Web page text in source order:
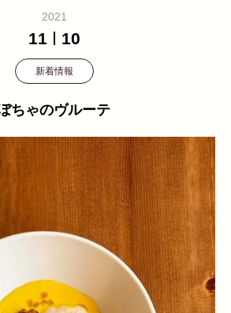
2021
11 10
新着情報
ちゃのヴルーテ